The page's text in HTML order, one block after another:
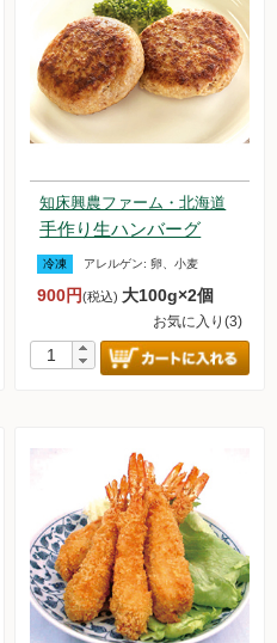
知床興農ファーム・北海道
手作り生ハンバーグ
冷凍 アレルゲン:卵、小麦
900円(税込) 大100g×2個
お気に入り(3)